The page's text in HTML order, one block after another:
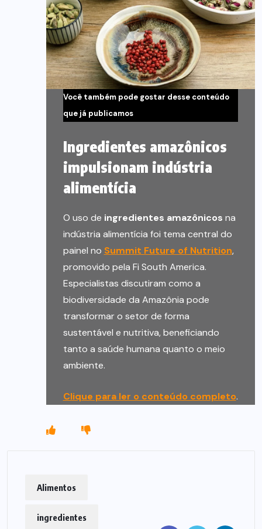
Você também pode gostar desse conteúdo
que já publicamos
Ingredientes amazônicos
impulsionam indústria
alimentícia
O uso de ingredientes amazônicos na
indústria alimentícia foi tema central do
painel no Summit Future of Nutrition,
promovido pela Fi South America.
Especialistas discutiram como a
biodiversidade da Amazônia pode
transformar o setor de forma
sustentável e nutritiva, beneficiando
tanto a saúde humana quanto o meio
ambiente.
Clique para ler o conteúdo completo.
Alimentos
ingredientes